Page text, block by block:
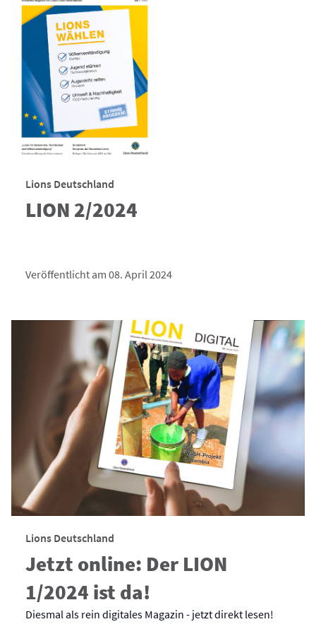
Lions Deutschland
LION 2/2024
Veröffentlicht am 08. April 2024
Lions Deutschland
Jetzt online: Der LION
1/2024 ist da!
Diesmal als rein digitales Magazin - jetzt direkt lesen!